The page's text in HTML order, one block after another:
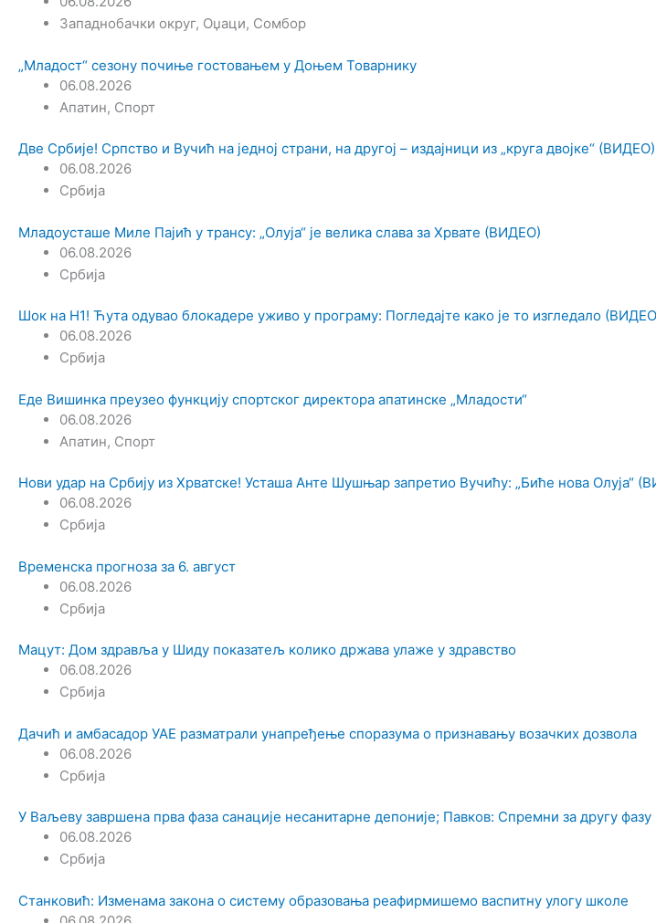
Западнобачки округ, Оџаци, Сомбор
„Младост“ сезону почиње гостовањем у Доњем Товарнику
06.08.2026
Апатин, Спорт
Две Србије! Српство и Вучић на једној страни, на другој – издајници из „круга двојке“ (ВИДЕО)
06.08.2026
Србија
Младоусташе Миле Пајић у трансу: „Олуја“ је велика слава за Хрвате (ВИДЕО)
06.08.2026
Србија
Шок на Н1! Ћута одувао блокадере уживо у програму: Погледајте како је то изгледало
06.08.2026
Србија
Еде Вишинка преузео функцију спортског директора апатинске „Младости“
06.08.2026
Апатин, Спорт
Нови удар на Србију из Хрватске! Усташа Анте Шушњар запретио Вучићу: „Биће нова Олуја“
06.08.2026
Србија
Временска прогноза за 6. август
06.08.2026
Србија
Мацут: Дом здравља у Шиду показатељ колико држава улаже у здравство
06.08.2026
Србија
Дачић и амбасадор УАЕ разматрали унапређење споразума о признавању возачких дозвола
06.08.2026
Србија
У Ваљеву завршена прва фаза санације несанитарне депоније; Павков: Спремни за другу фазу
06.08.2026
Србија
Станковић: Изменама закона о систему образовања реафирмишемо васпитну улогу школе